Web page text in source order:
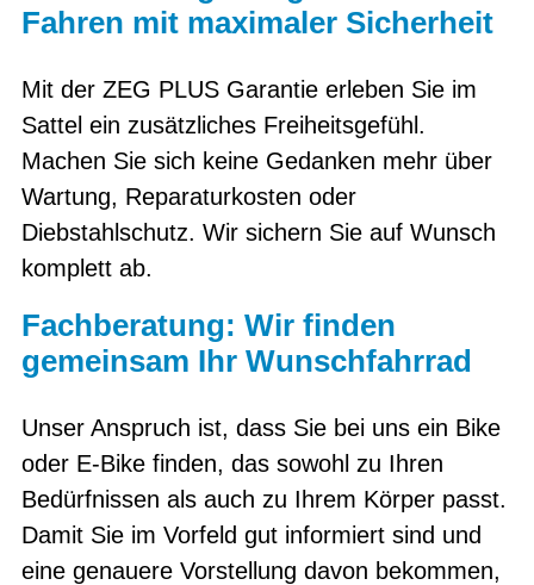
Fahren mit maximaler Sicherheit
Mit der ZEG PLUS Garantie erleben Sie im
Sattel ein zusätzliches Freiheitsgefühl.
Machen Sie sich keine Gedanken mehr über
Wartung, Reparaturkosten oder
Diebstahlschutz. Wir sichern Sie auf Wunsch
komplett ab.
Fachberatung: Wir finden
gemeinsam Ihr Wunschfahrrad
Unser Anspruch ist, dass Sie bei uns ein Bike
oder E-Bike finden, das sowohl zu Ihren
Bedürfnissen als auch zu Ihrem Körper passt.
Damit Sie im Vorfeld gut informiert sind und
eine genauere Vorstellung davon bekommen,